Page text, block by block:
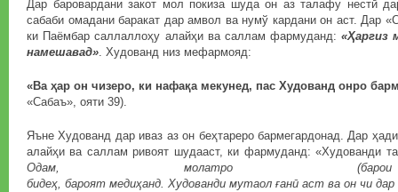
Дар баровардани закот мол покиза шуда он аз талафу нестӣ
сабаби омадани баракат дар амвол ва нумў кардани он аст. Дар
ки Паёмбар саллаллоҳу алайҳи ва саллам фармуданд:«Ҳаргиз
намешавад». Худованд низ мефармояд:
«Ва ҳар он чизеро, ки нафақа мекунед, пас Худованд онро
«Сабаъ», ояти 39).
Яъне Худованд дар иваз аз он беҳтареро бармегардонад. Дар
алайҳи ва саллам ривоят шудааст, ки фармуданд: «Худованди
Одам, молатро
бидеҳ, бароят медиҳанд. Худованди мутаол ғанӣ аст ва он чи дар